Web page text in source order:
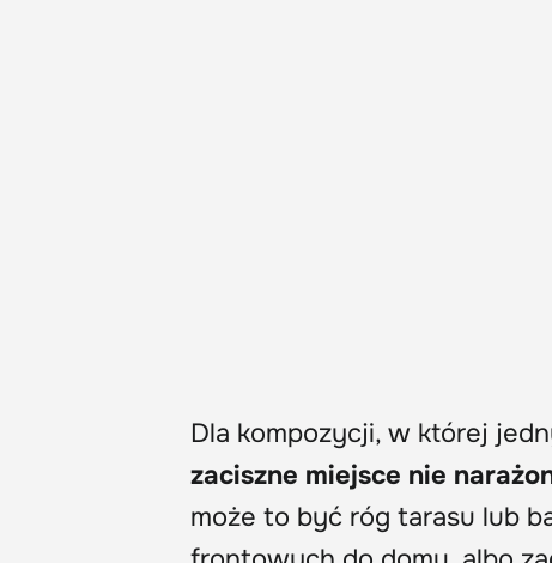
Dla kompozycji, w której
zaciszne miejsce nie
może to być róg tarasu lub